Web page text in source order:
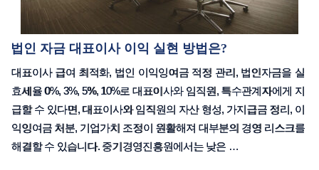
법인 자금 대표이사 이익 실현 방법은?
대표이사 급여 최적화, 법인 이익잉여금 적정 관리, 법인자금을 실
효세율 0%, 3%, 5%, 10%로 대표이사와 임직원, 특수관계자에게 지
급할 수 있다면, 대표이사와 임직원의 자산 형성, 가지급금 정리, 이
익잉여금 처분, 기업가치 조정이 원활해져 대부분의 경영 리스크를
해결할 수 있습니다. 중기경영진흥원에서는 낮은 …